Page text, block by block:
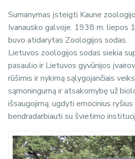
Sumanymas įsteigti Kaune
Ivanausko galvoje. 1938 m. liepos
buvo atidarytas Zoologijos sodas.
Lietuvos zoologijos sodas siekia
pasaulio ir Lietuvos gyvūnijos
rūšimis ir nykimą sąlygojančiais
sąmoningumą ir atsakomybę už
išsaugojimą, ugdyti emocinius ryšius
bendradarbiauti su švietimo